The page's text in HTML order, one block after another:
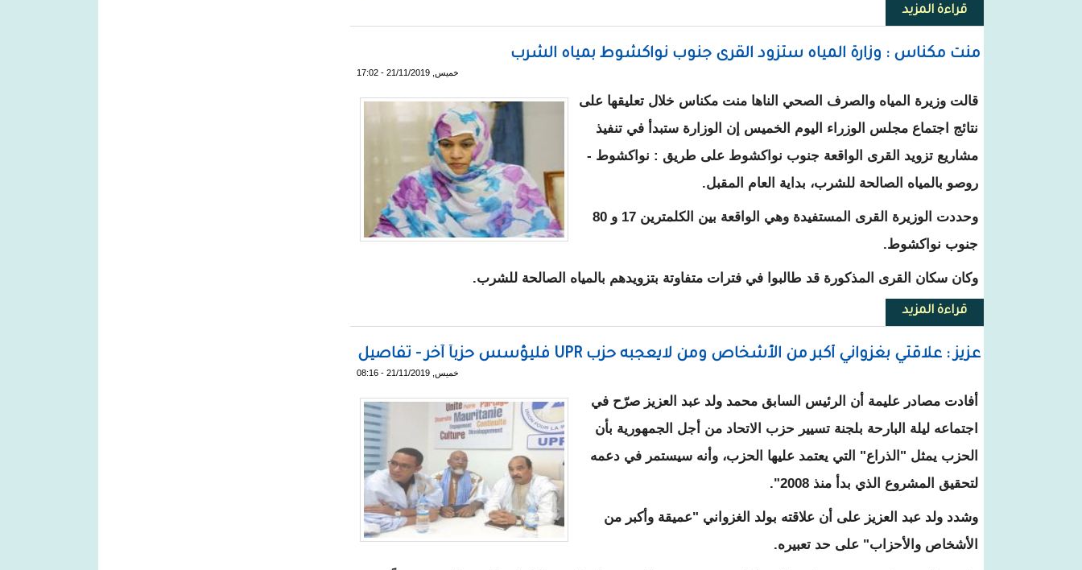
قراءة المزيدحول اتلاف 140 طنا من الألبان منتهية الصلاحية
منت مكناس : وزارة المياه ستزود القرى جنوب نواكشوط بمياه الشرب
خميس, 21/11/2019 - 17:02
قالت وزيرة المياه والصرف الصحي الناها منت مكناس خلال تعليقها على
نتائج اجتماع مجلس الوزراء اليوم الخميس إن الوزارة ستبدأ في تنفيذ
مشاريع تزويد القرى الواقعة جنوب نواكشوط على طريق : نواكشوط -
روصو بالمياه الصالحة للشرب، بداية العام المقبل.
وحددت الوزيرة القرى المستفيدة وهي الواقعة بين الكلمترين 17 و 80
جنوب نواكشوط.
وكان سكان القرى المذكورة قد طالبوا في فترات متفاوتة بتزويدهم بالمياه الصالحة للشرب.
قراءة المزيدحول منت مكناس : وزارة المياه ستزود القرى جنوب نواكشوط بمياه الشرب
عزيز : علاقتي بغزواني أكبر من الأشخاص ومن لايعجبه حزب UPR فليؤسس حزباً آخر - تفاصيل
خميس, 21/11/2019 - 08:16
أفادت مصادر عليمة أن الرئيس السابق محمد ولد عبد العزيز صرّح في
اجتماعه ليلة البارحة بلجنة تسيير حزب الاتحاد من أجل الجمهورية بأن
الحزب يمثل "الذراع" التي يعتمد عليها الحزب، وأنه سيستمر في دعمه
لتحقيق المشروع الذي بدأ منذ 2008".
وشدد ولد عبد العزيز على أن علاقته بولد الغزواني "عميقة وأكبر من
الأشخاص والأحزاب" على حد تعبيره.